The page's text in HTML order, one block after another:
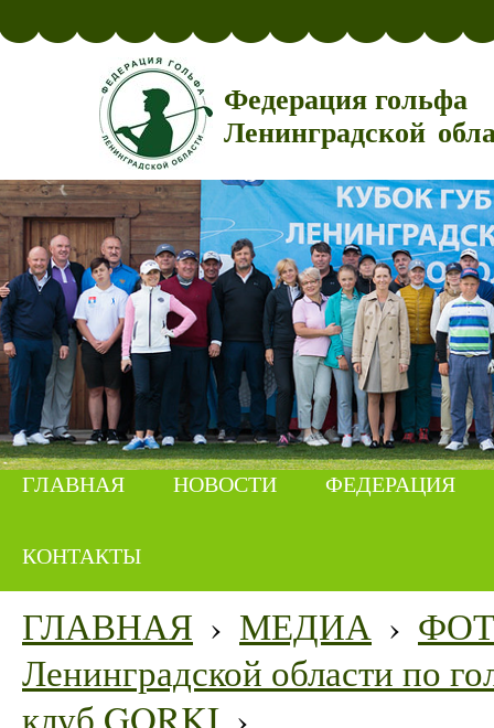
Федерация гольфа
Ленинградской
ГЛАВНАЯ НОВОСТИ ФЕДЕРАЦИЯ
КОНТАКТЫ
ГЛАВНАЯ › МЕДИА ›
Ленинградской области по